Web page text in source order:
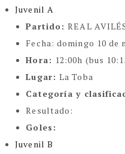
Juvenil A
Partido:REAL
Fecha:domingo 10 de
Hora: 12:00h (bus
Lugar:La Toba
Categoría y
Resultado:
Goles:
Juvenil B